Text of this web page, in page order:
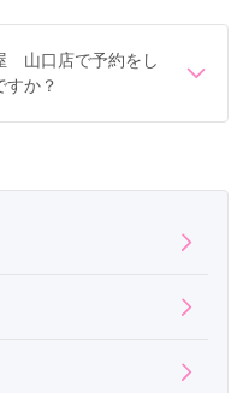
山口店で予約をし
すか？